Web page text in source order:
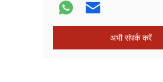
अभी संपर्क करें